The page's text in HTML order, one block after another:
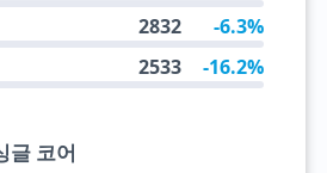
2832 -6.3%
2533 -16.2%
글 코어